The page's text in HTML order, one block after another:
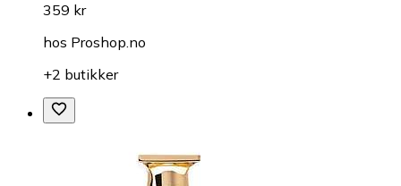
359 kr
hos Proshop.no
+2 butikker